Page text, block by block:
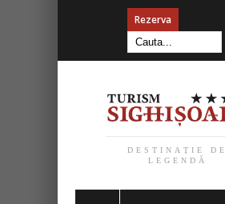
Rezerva
DESTINAȚIE DE
LEGENDĂ